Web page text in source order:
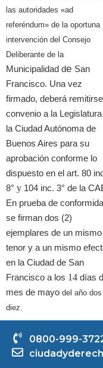
las autoridades «ad
referéndum» de la oportuna
intervención del Consejo
Deliberante de la
Municipalidad de San
Francisco. Una vez
firmado, deberá remitirse
convenio a la
la Ciudad Autónoma de
Buenos Aires para su
aprobación conforme lo
dispuesto en el art. 80
8° y 104 inc. 3° de la
En prueba de
se firman dos (2)
ejemplares de un mismo
tenor y a un mismo
en la Ciudad de San
Francisco a los 14 días
mes de mayo del año dos
diez.
0800-999-